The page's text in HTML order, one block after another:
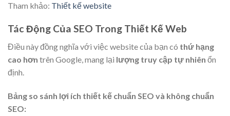
Tham khảo: Thiết kế website
Tác Động Của SEO Trong Thiết Kế Web
Điều này đồng nghĩa với việc website của bạn có thứ hạng
cao hơn trên Google, mang lại lượng truy cập tự nhiên ổn
định.
Bảng so sánh lợi ích thiết kế chuẩn SEO và không chuẩn
SEO: